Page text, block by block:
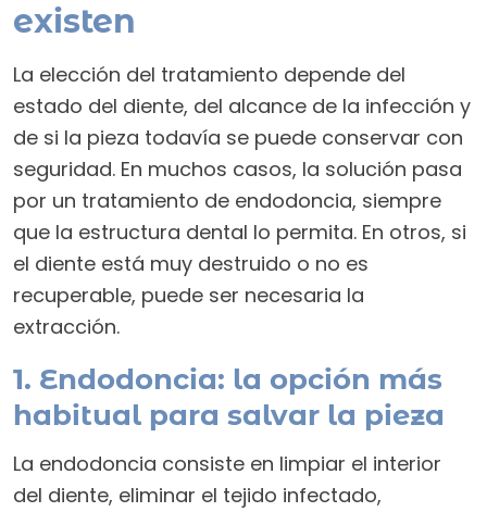
existen
La elección del tratamiento depende del
estado del diente, del alcance de la infección y
de si la pieza todavía se puede conservar con
seguridad. En muchos casos, la solución pasa
por un tratamiento de endodoncia, siempre
que la estructura dental lo permita. En otros, si
el diente está muy destruido o no es
recuperable, puede ser necesaria la
extracción.
1. Endodoncia: la opción más
habitual para salvar la pieza
La endodoncia consiste en limpiar el interior
del diente, eliminar el tejido infectado,